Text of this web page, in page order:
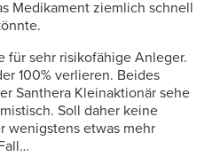
Medikament ziemlich schnell
für sehr risikofähige Anleger.
100% verlieren. Beides
Santhera Kleinaktionär sehe
Soll daher keine
wenigstens etwas mehr